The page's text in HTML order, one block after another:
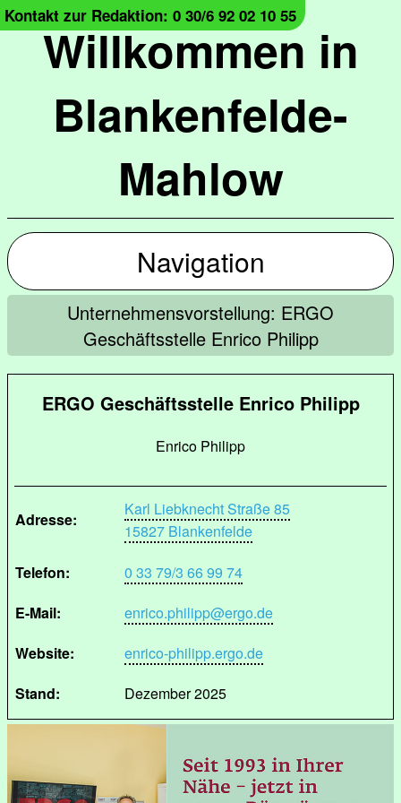
Willkommen in
Blankenfelde-
Mahlow
Kontakt zur Redaktion: 0 30/6 92 02 10 55
Navigation
Unternehmensvorstellung: ERGO
Geschäftsstelle Enrico Philipp
ERGO Geschäftsstelle Enrico Philipp
Enrico Philipp
Adresse:
Karl Liebknecht Straße 85
15827 Blankenfelde
Telefon:
0 33 79/3 66 99 74
E-Mail:
enrico.philipp@ergo.de
Website:
enrico-philipp.ergo.de
Stand:
Dezember 2025